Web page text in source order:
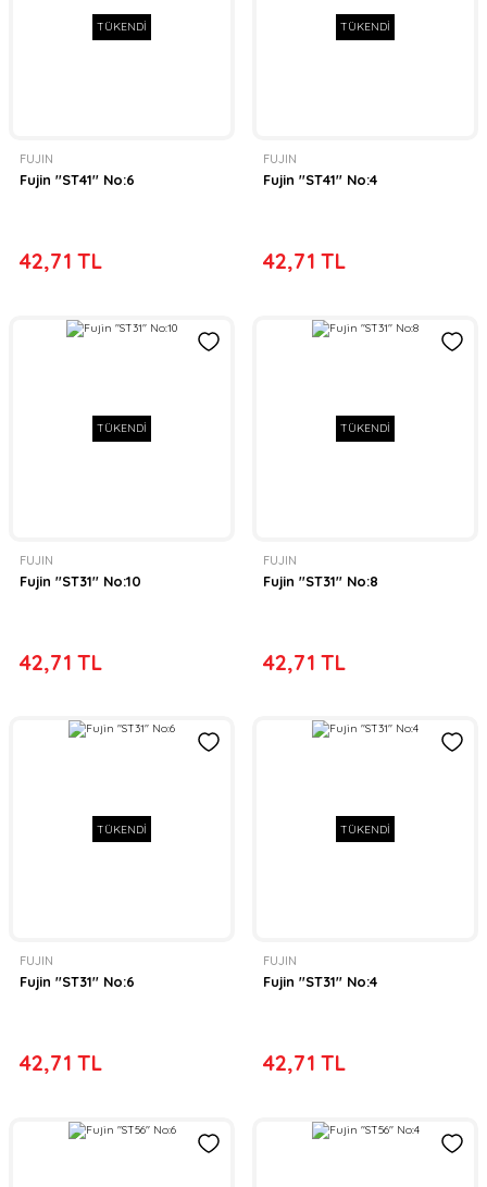
TÜKENDİ
FUJIN
Fujin ''ST41'' No:6
42,71 TL
TÜKENDİ
FUJIN
Fujin ''ST41'' No:4
42,71 TL
TÜKENDİ
FUJIN
Fujin ''ST31'' No:10
42,71 TL
TÜKENDİ
FUJIN
Fujin ''ST31'' No:8
42,71 TL
TÜKENDİ
FUJIN
Fujin ''ST31'' No:6
42,71 TL
TÜKENDİ
FUJIN
Fujin ''ST31'' No:4
42,71 TL